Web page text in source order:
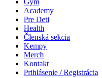
Academy
Pre Deti
Health
Členská sekcia
Kempy
Merch
Kontakt
Prihlásenie / Registrácia